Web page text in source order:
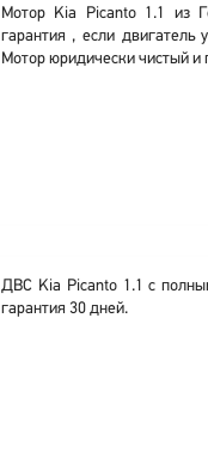
Мотор Kia Picanto 1.1 из
гарантия , если двигатель
Мотор юридически чистый и
ДВС Kia Picanto 1.1 с
гарантия 30 дней.